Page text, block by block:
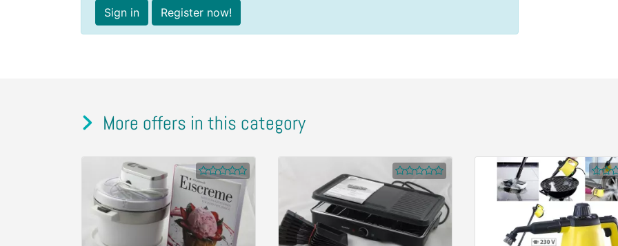
Sign in Register now!
More offers in this category